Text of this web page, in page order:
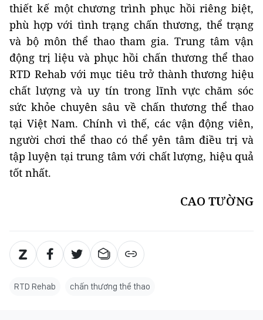
thiết kế một chương trình phục hồi riêng biệt,
phù hợp với tình trạng chấn thương, thể trạng
và bộ môn thể thao tham gia. Trung tâm vận
động trị liệu và phục hồi chấn thương thể thao
RTD Rehab với mục tiêu trở thành thương hiệu
chất lượng và uy tín trong lĩnh vực chăm sóc
sức khỏe chuyên sâu về chấn thương thể thao
tại Việt Nam. Chính vì thế, các vận động viên,
người chơi thể thao có thể yên tâm điều trị và
tập luyện tại trung tâm với chất lượng, hiệu quả
tốt nhất.
CAO TƯỜNG
RTD Rehab chấn thương thể thao